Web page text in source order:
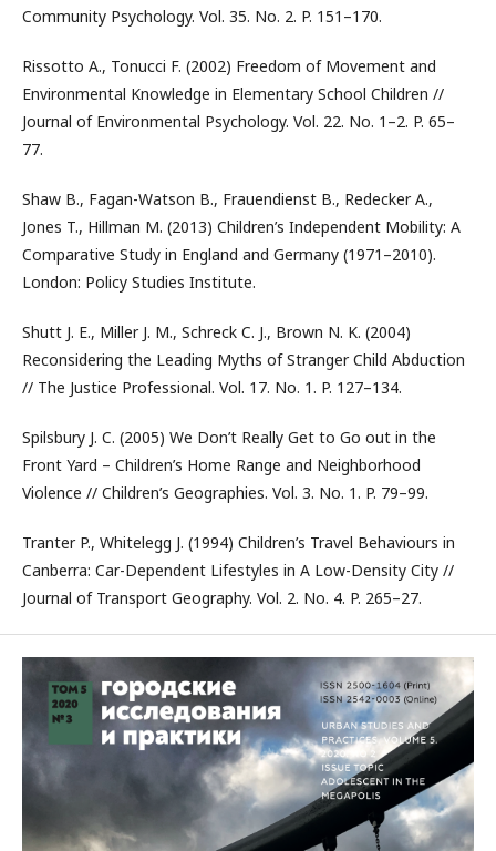
Community Psychology. Vol. 35. No. 2. P. 151–170.
Rissotto A., Tonucci F. (2002) Freedom of Movement and
Environmental Knowledge in Elementary School Children //
Journal of Environmental Psychology. Vol. 22. No. 1–2. P. 65–
77.
Shaw B., Fagan-Watson B., Frauendienst B., Redecker A.,
Jones T., Hillman M. (2013) Children’s Independent Mobility: A
Comparative Study in England and Germany (1971–2010).
London: Policy Studies Institute.
Shutt J. E., Miller J. M., Schreck C. J., Brown N. K. (2004)
Reconsidering the Leading Myths of Stranger Child Abduction
// The Justice Professional. Vol. 17. No. 1. P. 127–134.
Spilsbury J. C. (2005) We Don’t Really Get to Go out in the
Front Yard – Children’s Home Range and Neighborhood
Violence // Children’s Geographies. Vol. 3. No. 1. P. 79–99.
Tranter P., Whitelegg J. (1994) Children’s Travel Behaviours in
Canberra: Car-Dependent Lifestyles in A Low-Density City //
Journal of Transport Geography. Vol. 2. No. 4. P. 265–27.